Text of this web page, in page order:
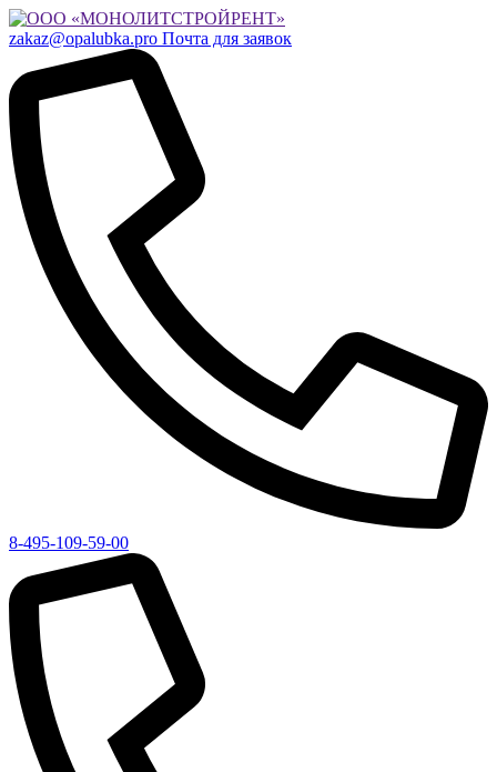
zakaz@opalubka.pro Почта для заявок
8-495-109-59-00